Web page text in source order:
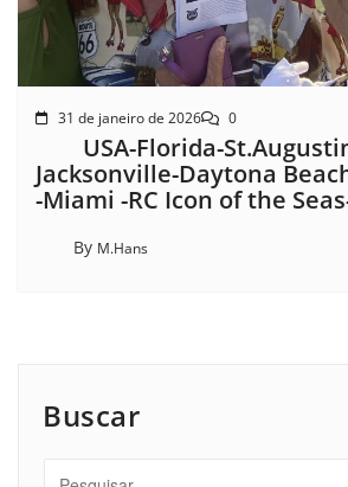
31 de janeiro de 2026 0
USA-Florida-
Jacksonville-Daytona
-Miami -RC Icon of the
By M.Hans
Buscar